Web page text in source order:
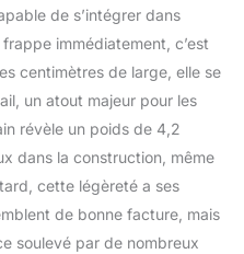
optimaux,
macchiatos ou des
lattés DOUBLE
Fonctionne avec
moulu et avec
dosettes Easy
Espresso (ESE),
ou deux tasses de
thé ou infusions
DESIGN :
de s’intégrer dans
immédiatement, c’est
centimètres de large, elle se
un atout majeur pour les
révèle un poids de 4,2
dans la construction, même
cette légèreté a ses
de bonne facture, mais
soulevé par de nombreux